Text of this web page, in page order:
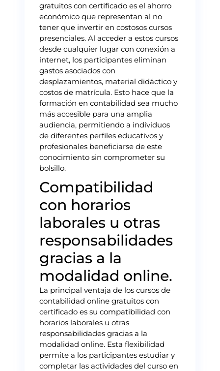
gratuitos con certificado es el ahorro
económico que representan al no
tener que invertir en costosos cursos
presenciales. Al acceder a estos cursos
desde cualquier lugar con conexión a
internet, los participantes eliminan
gastos asociados con
desplazamientos, material didáctico y
costos de matrícula. Esto hace que la
formación en contabilidad sea mucho
más accesible para una amplia
audiencia, permitiendo a individuos
de diferentes perfiles educativos y
profesionales beneficiarse de este
conocimiento sin comprometer su
bolsillo.
Compatibilidad
con horarios
laborales u otras
responsabilidades
gracias a la
modalidad online.
La principal ventaja de los cursos de
contabilidad online gratuitos con
certificado es su compatibilidad con
horarios laborales u otras
responsabilidades gracias a la
modalidad online. Esta flexibilidad
permite a los participantes estudiar y
completar las actividades del curso en